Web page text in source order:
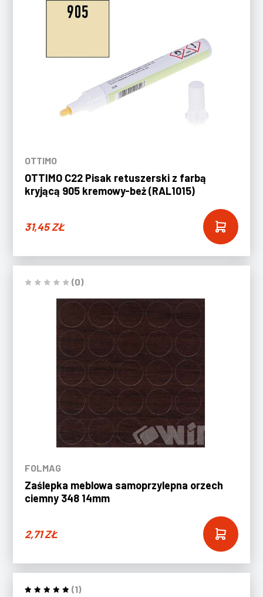
OTTIMO
OTTIMO C22 Pisak retuszerski z farbą
kryjącą 905 kremowy-beż (RAL1015)
31,45ZŁ
(0)
FOLMAG
Zaślepka meblowa samoprzylepna orzech
ciemny 348 14mm
2,71ZŁ
(1)